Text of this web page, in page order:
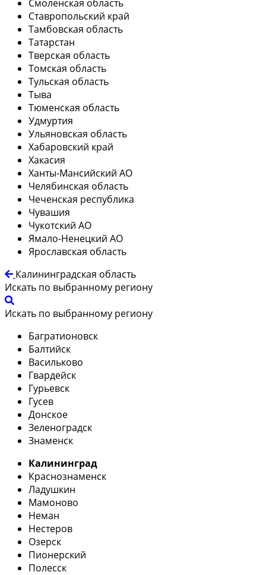
Смоленская область
Ставропольский край
Тамбовская область
Татарстан
Тверская область
Томская область
Тульская область
Тыва
Тюменская область
Удмуртия
Ульяновская область
Хабаровский край
Хакасия
Ханты-Мансийский АО
Челябинская область
Чеченская республика
Чувашия
Чукотский АО
Ямало-Ненецкий АО
Ярославская область
Калининградская область
Искать по выбранному региону
Искать по выбранному региону
Багратионовск
Балтийск
Васильково
Гвардейск
Гурьевск
Гусев
Донское
Зеленоградск
Знаменск
Калининград
Краснознаменск
Ладушкин
Мамоново
Неман
Нестеров
Озерск
Пионерский
Полесск